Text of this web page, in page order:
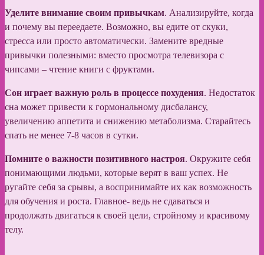
Уделите внимание своим привычкам. Анализируйте, когда
и почему вы переедаете. Возможно, вы едите от скуки,
стресса или просто автоматически. Замените вредные
привычки полезными: вместо просмотра телевизора с
чипсами – чтение книги с фруктами.
Сон играет важную роль в процессе похудения. Недостаток
сна может привести к гормональному дисбалансу,
увеличению аппетита и снижению метаболизма. Старайтесь
спать не менее 7-8 часов в сутки.
Помните о важности позитивного настроя. Окружите себя
понимающими людьми, которые верят в ваш успех. Не
ругайте себя за срывы, а воспринимайте их как возможность
для обучения и роста. Главное- ведь не сдаваться и
продолжать двигаться к своей цели, стройному и красивому
телу.